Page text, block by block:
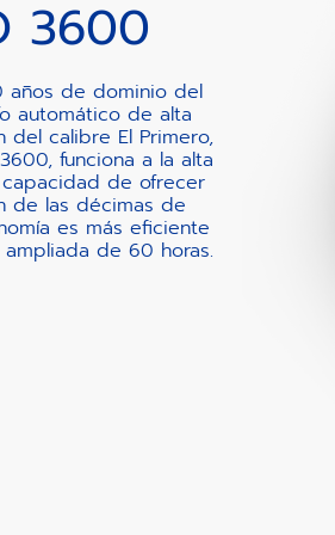
3600
años de dominio del
automático de alta
del calibre El Primero,
funciona a la alta
de ofrecer
de las décimas de
es más eficiente
de 60 horas.